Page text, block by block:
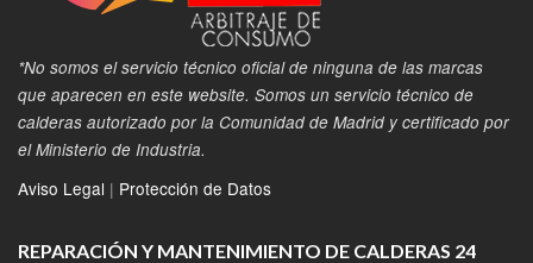
*No somos el servicio técnico oficial de ninguna de las marcas
que aparecen en este website. Somos un servicio técnico de
calderas autorizado por la Comunidad de Madrid y certificado por
el Ministerio de Industria.
Aviso Legal | Protección de Datos
REPARACIÓN Y MANTENIMIENTO DE CALDERAS 24